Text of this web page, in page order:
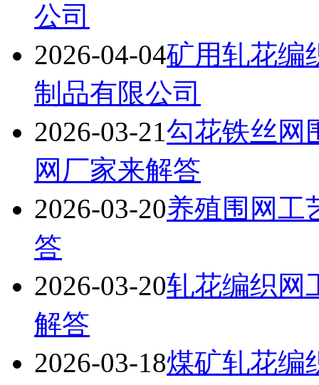
公司
2026-04-04矿用轧花
制品有限公司
2026-03-21勾花铁丝网
网厂家来解答
2026-03-20养殖围网工
答
2026-03-20轧花编织网
解答
2026-03-18煤矿轧花编